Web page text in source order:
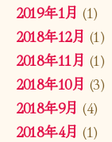
2019年1月 (1)
2018年12月 (1)
2018年11月 (1)
2018年10月 (3)
2018年9月 (4)
2018年4月 (1)